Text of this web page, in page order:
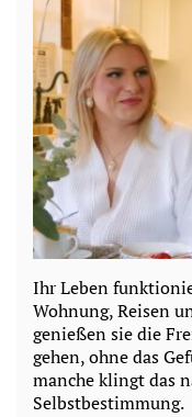
Ihr Leben
Wohnung, Reisen
genießen sie die
gehen, ohne das
manche klingt das
Selbstbestimmung.